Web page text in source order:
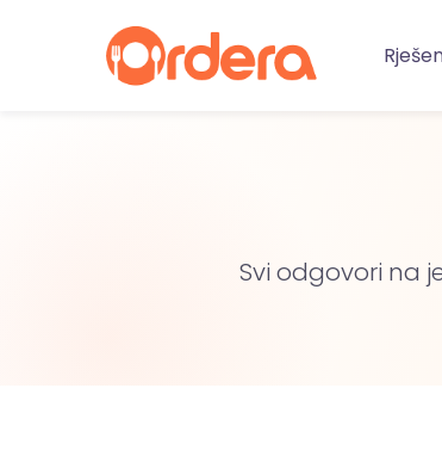
Svi odgovori na